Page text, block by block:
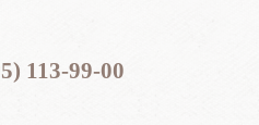
113-99-00